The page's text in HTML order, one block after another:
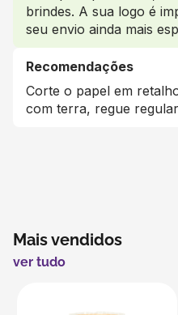
brindes. A sua logo é
seu envio ainda mais
Recomendações
Corte o papel em
com terra, regue
Mais vendidos
ver tudo